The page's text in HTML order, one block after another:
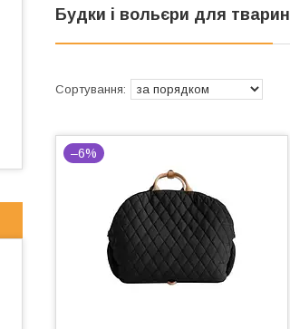
Будки і вольєри для тварин
–6%